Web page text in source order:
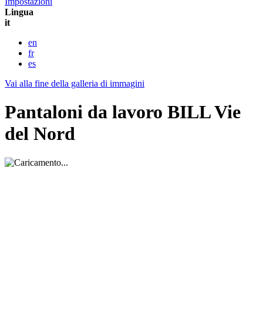
Lingua
it
en
fr
es
Vai alla fine della galleria di immagini
Pantaloni da lavoro BILL Vie
del Nord